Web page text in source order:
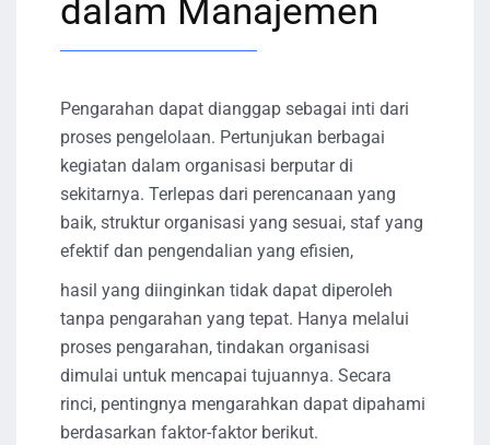
dalam Manajemen
Pengarahan dapat dianggap sebagai inti dari
proses pengelolaan. Pertunjukan berbagai
kegiatan dalam organisasi berputar di
sekitarnya. Terlepas dari perencanaan yang
baik, struktur organisasi yang sesuai, staf yang
efektif dan pengendalian yang efisien,
hasil yang diinginkan tidak dapat diperoleh
tanpa pengarahan yang tepat. Hanya melalui
proses pengarahan, tindakan organisasi
dimulai untuk mencapai tujuannya. Secara
rinci, pentingnya mengarahkan dapat dipahami
berdasarkan faktor-faktor berikut.